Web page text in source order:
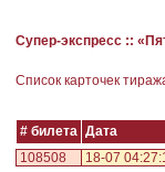
Супер-экспресс ::
Cписок карточек
# билета Дата
108508
18-07